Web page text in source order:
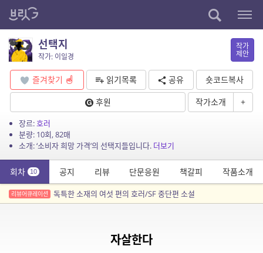
선택지
작가: 이일경
작가
제안
즐겨찾기 읽기목록 공유
숏코드복사
후원
작가소개 +
장르:호러
분량: 10회, 82매
소개: ‘소비자 희망 가격’의 선택지들입니다. 더보기
회차 10 공지 리뷰 단문응원 책갈피 작품소개
리뷰어큐레이션 독특한 소재의 여섯 편의 호러/SF 중단편 소설
자살한다